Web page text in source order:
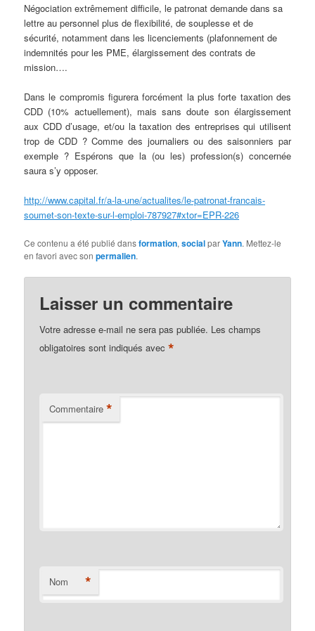
Négociation extrêmement difficile, le patronat demande dans sa
lettre au personnel plus de flexibilité, de souplesse et de
sécurité, notamment dans les licenciements (plafonnement de
indemnités pour les PME, élargissement des contrats de
mission….
Dans le compromis figurera forcément la plus forte taxation des
CDD (10% actuellement), mais sans doute son élargissement
aux CDD d’usage, et/ou la taxation des entreprises qui utilisent
trop de CDD ? Comme des journaliers ou des saisonniers par
exemple ? Espérons que la (ou les) profession(s) concernée
saura s’y opposer.
http://www.capital.fr/a-la-une/actualites/le-patronat-francais-
soumet-son-texte-sur-l-emploi-787927#xtor=EPR-226
Ce contenu a été publié dansformation,socialparYann. Mettez-le
en favori avec sonpermalien.
Laisser un commentaire
Votre adresse e-mail ne sera pas publiée. Les champs
obligatoires sont indiqués avec*
Commentaire *
Nom *